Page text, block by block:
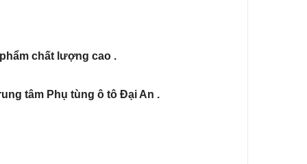
chất lượng cao .
tâm Phụ tùng ô tô Đại An .